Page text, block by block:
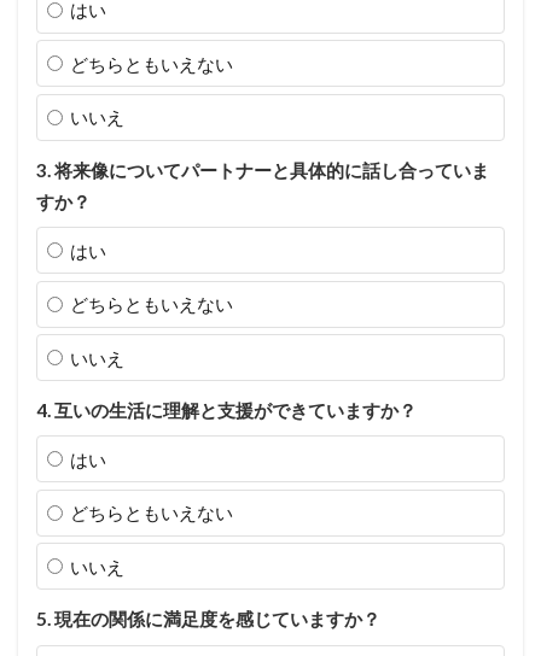
はい
どちらともいえない
いいえ
3. 将来像についてパートナーと具体的に話し合っていま
すか？
はい
どちらともいえない
いいえ
4. 互いの生活に理解と支援ができていますか？
はい
どちらともいえない
いいえ
5. 現在の関係に満足度を感じていますか？